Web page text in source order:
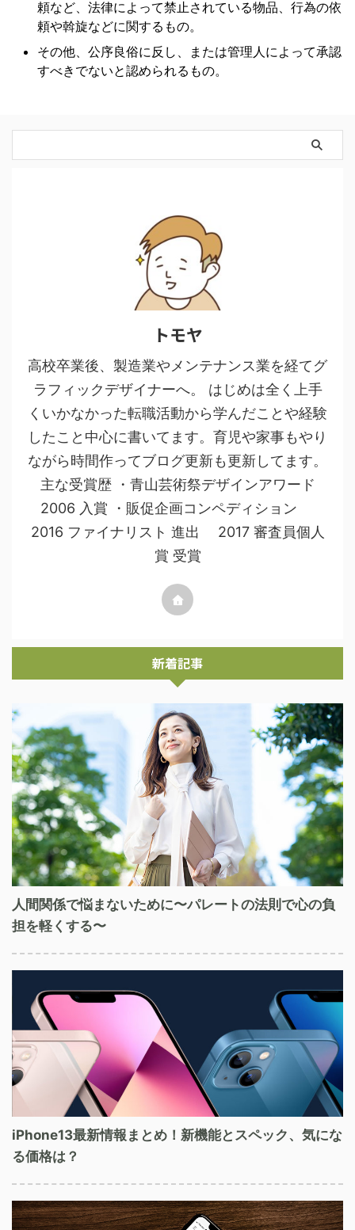
頼など、法律によって禁止されている物品、行為の依
頼や斡旋などに関するもの。
その他、公序良俗に反し、または管理人によって承認
すべきでないと認められるもの。
トモヤ
高校卒業後、製造業やメンテナンス業を経てグ
ラフィックデザイナーへ。 はじめは全く上手
くいかなかった転職活動から学んだことや経験
したこと中心に書いてます。育児や家事もやり
ながら時間作ってブログ更新も更新してます。
主な受賞歴 ・青山芸術祭デザインアワード
2006 入賞 ・販促企画コンペディション
2016 ファイナリスト 進出 2017 審査員個人
賞 受賞
新着記事
人間関係で悩まないために〜パレートの法則で心の負
担を軽くする〜
iPhone13最新情報まとめ！新機能とスペック、気にな
る価格は？